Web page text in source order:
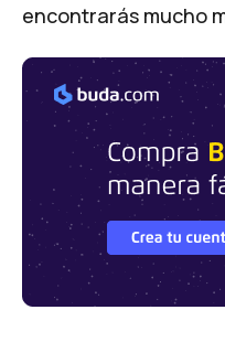
encontrarás mucho